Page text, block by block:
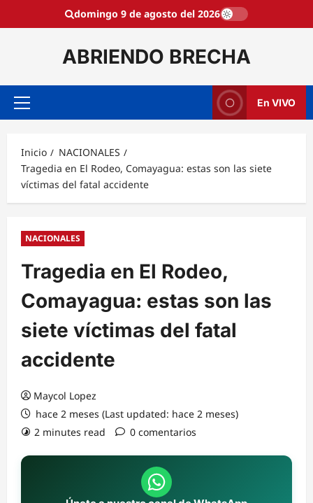
domingo 9 de agosto del 2026
ABRIENDO BRECHA
Menú
En VIVO
Inicio
NACIONALES
Tragedia en El Rodeo, Comayagua: estas son las siete
víctimas del fatal accidente
NACIONALES
Tragedia en El Rodeo,
Comayagua: estas son las
siete víctimas del fatal
accidente
Maycol Lopez
hace 2 meses (Last updated: hace 2 meses)
2 minutes read
0 comentarios